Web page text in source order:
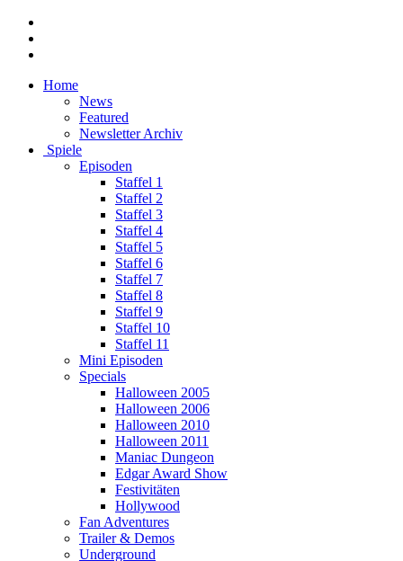
Home
News
Featured
Newsletter Archiv
Spiele
Episoden
Staffel 1
Staffel 2
Staffel 3
Staffel 4
Staffel 5
Staffel 6
Staffel 7
Staffel 8
Staffel 9
Staffel 10
Staffel 11
Mini Episoden
Specials
Halloween 2005
Halloween 2006
Halloween 2010
Halloween 2011
Maniac Dungeon
Edgar Award Show
Festivitäten
Hollywood
Fan Adventures
Trailer & Demos
Underground